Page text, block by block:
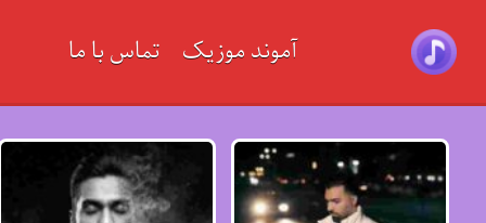
آموند موزیک تماس با ما